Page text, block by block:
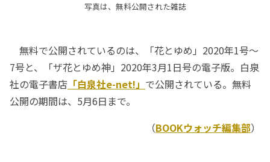
写真は、無料公開された雑誌
無料で公開されているのは、「花とゆめ」2020年1号～
7号と、「ザ花とゆめ神」2020年3月1日号の電子版。白泉
社の電子書店 「白泉社e-net!」 で公開されている。無料
公開の期間は、5月6日まで。
（BOOKウォッチ編集部）